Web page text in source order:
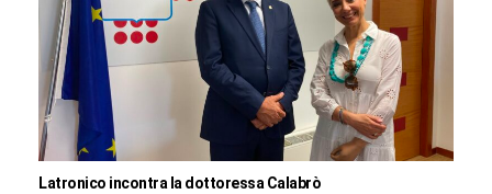
Latronico incontra la dottoressa Calabrò